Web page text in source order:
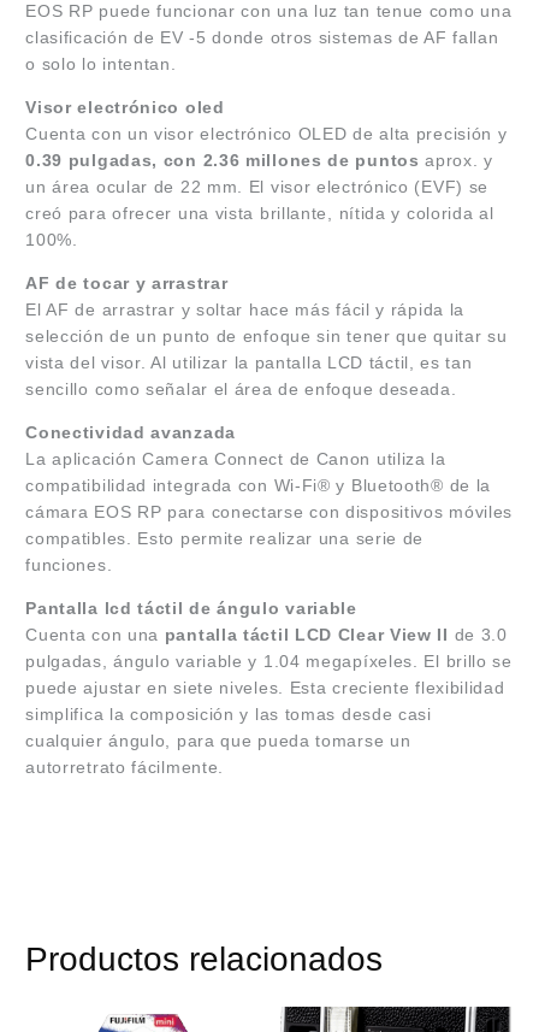
EOS RP puede funcionar con una luz tan tenue como una
clasificación de EV -5 donde otros sistemas de AF fallan
o solo lo intentan.
Visor electrónico oled
Cuenta con un visor electrónico OLED de alta precisión y
0.39 pulgadas, con 2.36 millones de puntos aprox. y
un área ocular de 22 mm. El visor electrónico (EVF) se
creó para ofrecer una vista brillante, nítida y colorida al
100%.
AF de tocar y arrastrar
El AF de arrastrar y soltar hace más fácil y rápida la
selección de un punto de enfoque sin tener que quitar su
vista del visor. Al utilizar la pantalla LCD táctil, es tan
sencillo como señalar el área de enfoque deseada.
Conectividad avanzada
La aplicación Camera Connect de Canon utiliza la
compatibilidad integrada con Wi-Fi® y Bluetooth® de la
cámara EOS RP para conectarse con dispositivos móviles
compatibles. Esto permite realizar una serie de
funciones.
Pantalla lcd táctil de ángulo variable
Cuenta con una pantalla táctil LCD Clear View II de 3.0
pulgadas, ángulo variable y 1.04 megapíxeles. El brillo se
puede ajustar en siete niveles. Esta creciente flexibilidad
simplifica la composición y las tomas desde casi
cualquier ángulo, para que pueda tomarse un
autorretrato fácilmente.
Productos relacionados